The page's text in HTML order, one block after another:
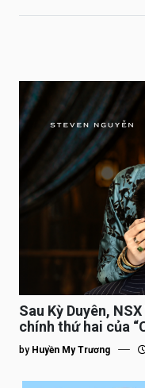
Sau Kỳ Duyên,
chính thứ hai của
by Huyền My Trương